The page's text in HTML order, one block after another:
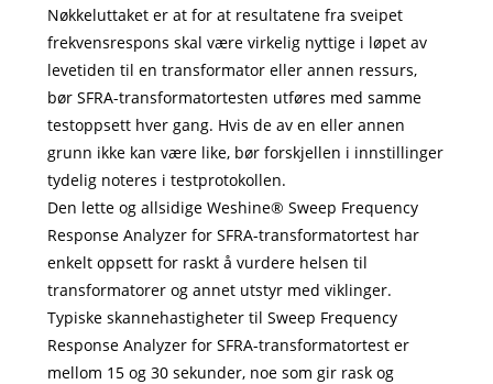
Nøkkeluttaket er at for at resultatene fra sveipet
frekvensrespons skal være virkelig nyttige i løpet av
levetiden til en transformator eller annen ressurs,
bør SFRA-transformatortesten utføres med samme
testoppsett hver gang. Hvis de av en eller annen
grunn ikke kan være like, bør forskjellen i innstillinger
tydelig noteres i testprotokollen.
Den lette og allsidige Weshine® Sweep Frequency
Response Analyzer for SFRA-transformatortest har
enkelt oppsett for raskt å vurdere helsen til
transformatorer og annet utstyr med viklinger.
Typiske skannehastigheter til Sweep Frequency
Response Analyzer for SFRA-transformatortest er
mellom 15 og 30 sekunder, noe som gir rask og